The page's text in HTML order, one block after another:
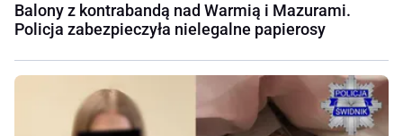
Balony z kontrabandą nad Warmią i Mazurami.
Policja zabezpieczyła nielegalne papierosy